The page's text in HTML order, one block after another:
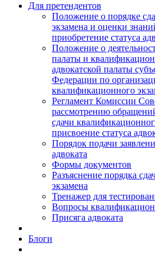
Для претендентов
Положение о порядке
экзамена и оценки
приобретение статуса
Положение о
палаты и
адвокатской палаты
Федерации по
квалификационного
Регламент Комиссии
рассмотрению
сдачи
присвоение статуса
Порядок подачи
адвоката
Формы документов
Разъяснение порядка
экзамена
Тренажер для
Вопросы
Присяга адвоката
Блоги